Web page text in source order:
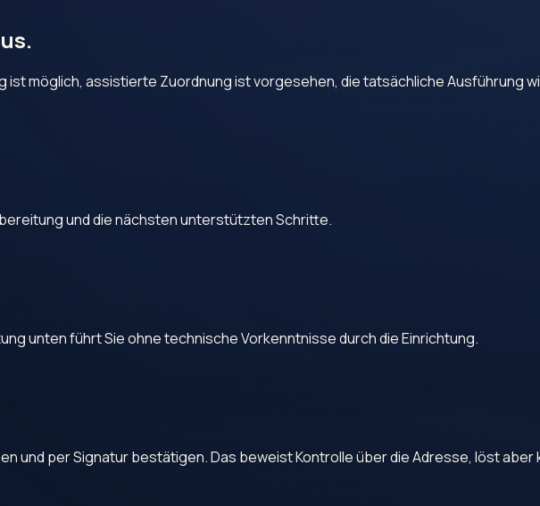
möglich, assistierte Zuordnung ist vorgesehen, die tatsächliche Ausführung
und die nächsten unterstützten Schritte.
unten führt Sie ohne technische Vorkenntnisse durch die Einrichtung.
und per Signatur bestätigen. Das beweist Kontrolle über die Adresse, löst aber